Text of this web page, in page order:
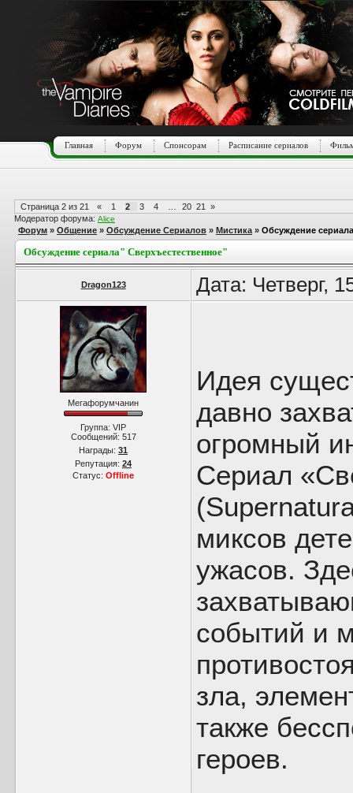
Главная Форум Спонсорам Расписание сериалов
Страница 2 из 21 « 1 2 3 4 20 21
»
Модератор форума: Alice
Форум » Общение » Обсуждение Сериалов » Мистика » Обсуждение
Обсуждение сериала" Сверхъестественное"
Dragon123 Дата: Четверг,
Мегафорумчанин
Группа: VIP
Сообщений: 517
Награды: 31
Репутация: 24
Статус: Offline
Идея
давно
огромный
Сериал
миксов
ужасов.
событий и
зла,
также
героев.